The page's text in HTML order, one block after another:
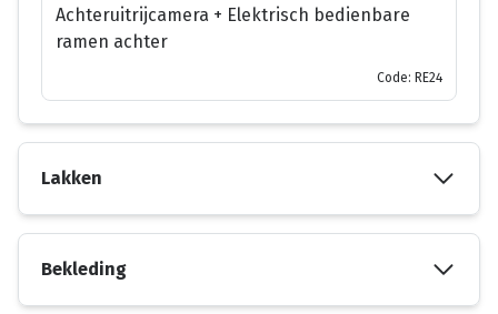
Achteruitrijcamera + Elektrisch bedienbare
ramen achter
Code: RE24
Lakken
Bekleding